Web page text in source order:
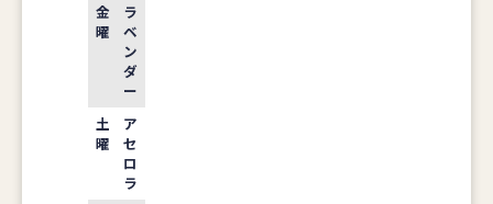
金
曜
ラ
ベ
ン
ダ
ー
土
曜
ア
セ
ロ
ラ